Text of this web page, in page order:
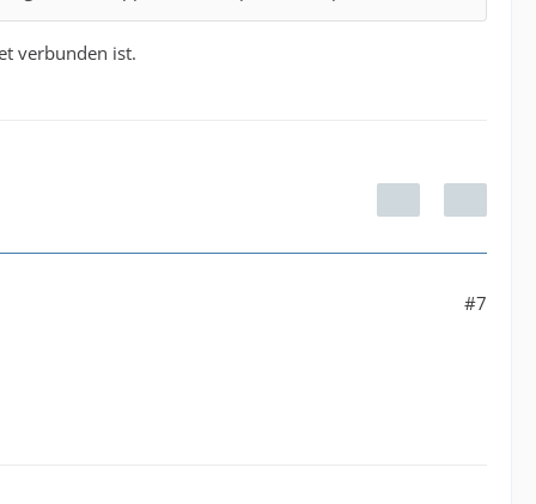
verbunden ist.
#7